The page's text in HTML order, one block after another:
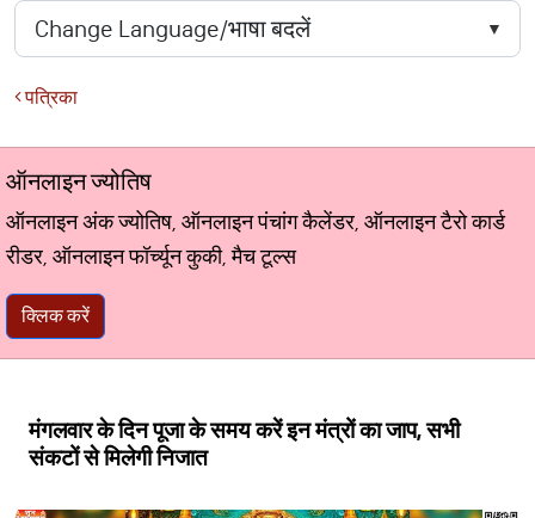
पत्रिका
ऑनलाइन ज्योतिष
ऑनलाइन अंक ज्योतिष, ऑनलाइन पंचांग कैलेंडर, ऑनलाइन टैरो कार्ड
रीडर, ऑनलाइन फॉर्च्यून कुकी, मैच टूल्स
क्लिक करें
मंगलवार के दिन पूजा के समय करें इन मंत्रों का जाप, सभी
संकटों से मिलेगी निजात